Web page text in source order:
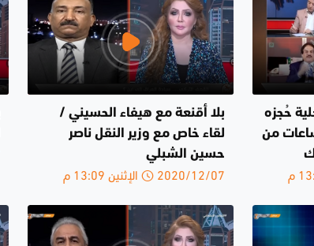
حُجزه
من
بلا أقنعة مع هيفاء الحسيني /
لقاء خاص مع وزير النقل ناصر
حسين الشبلي
2020/12/07 الإثنين 13:09 م